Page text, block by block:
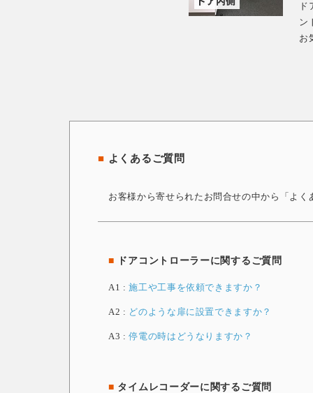
ド
ン
お
■ よくあるご質問
お客様から寄せられたお問合せの中から「よ
■ ドアコントローラーに関するご質問
A1 :施工や工事を依頼できますか？
A2 : どのような扉に設置できますか？
A3 :停電の時はどうなりますか？
■ タイムレコーダーに関するご質問